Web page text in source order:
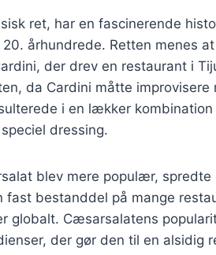
ret, har en fascinerende
århundrede. Retten menes
der drev en restaurant i
da Cardini måtte
i en lækker
dressing.
blev mere populær,
fast bestanddel på mange
globalt. Cæsarsalatens
der gør den til en alsidig